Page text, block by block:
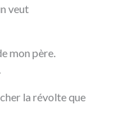
veut
mon père.
la révolte que